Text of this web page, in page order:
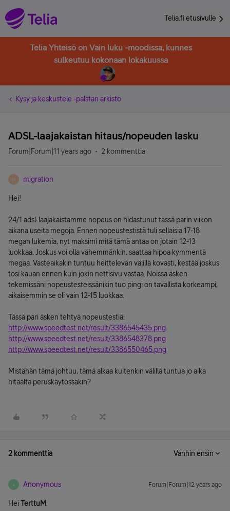
Telia.fi etusivulle
Telia Yhteisö on Vain luku -moodissa, kunnes
sulkeutuu kokonaan lokakuussa
Kysy ja keskustele -palstan arkisto
ADSL-laajakaistan hitaus/nopeuden lasku
Forum|Forum|11 years ago 2 kommenttia
M migration
Hei!
24/1 adsl-laajakaistamme nopeus on hidastunut tässä parin viikon
aikana useita megoja. Ennen nopeustestistä tuli sellaisia 17-18
megan lukemia, nyt maksimi mitä tämä antaa on jotain 12-13
luokkaa. Joskus voi olla vähemmänkin, saattaa hipoa kymmentä
megaa. Vasteaikakin tuntuu heittelevän välillä kovasti, kestää joskus
tosi kauan ennen kuin jokin nettisivu vastaa. Noissa äsken
tekemissäni nopeustesteissänikin tuo pingi on tavallista korkeampi,
aikaisemmin se oli vain 12-15 luokkaa.
Tässä pari äsken tehtyä nopeustestiä:
http://www.speedtest.net/result/3386545435.png
http://www.speedtest.net/result/3386548378.png
http://www.speedtest.net/result/3386550465.png
Mistähän tämä johtuu, tämä alkaa kuitenkin välillä tuntua jo aika
hitaalta peruskäytössäkin?
2 kommenttia Vanhin ensin
A Anonymous Forum|Forum|12 years ago
HeiTerttuM,